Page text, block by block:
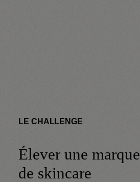
LE CHALLENGE
Élever une marque
de skincare